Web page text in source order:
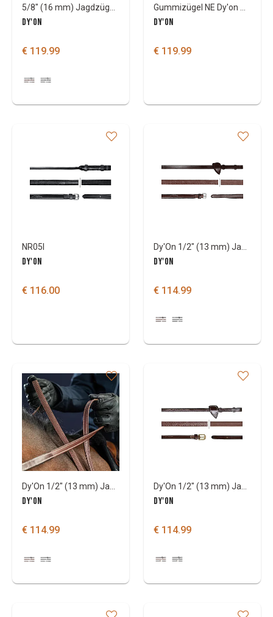
DY'ON
€ 119.99
DY'ON
€ 119.99
NR05I
DY'ON
€ 116.00
DY'ON
€ 114.99
DY'ON
€ 114.99
DY'ON
€ 114.99